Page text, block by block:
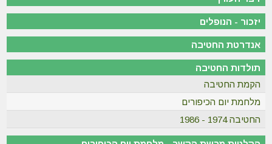
יזכור - הנופלים
אנדרטת החטיבה
תולדות החטיבה
הקמת החטיבה
מלחמת יום הכיפורים
החטיבה 1974 - 1986